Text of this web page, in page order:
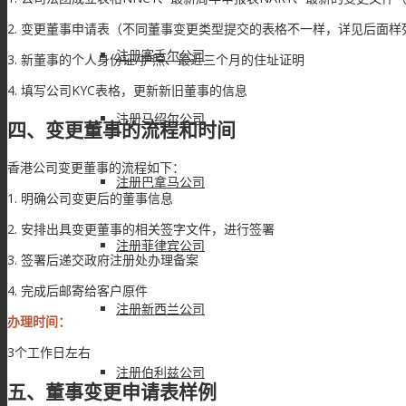
注册塞舌尔公司
注册马绍尔公司
注册巴拿马公司
注册菲律宾公司
注册新西兰公司
注册伯利兹公司
2. 变更董事申请表（不同董事变更类型提交的表格不一样，详见后面样
3. 新董事的个人身份证/护照、最近三个月的住址证明
4. 填写公司KYC表格，更新新旧董事的信息
四、变更董事的流程和时间
香港公司变更董事的流程如下：
1. 明确公司变更后的董事信息
2. 安排出具变更董事的相关签字文件，进行签署
3. 签署后递交政府注册处办理备案
4. 完成后邮寄给客户原件
办理时间：
3个工作日左右
五、董事变更申请表样例